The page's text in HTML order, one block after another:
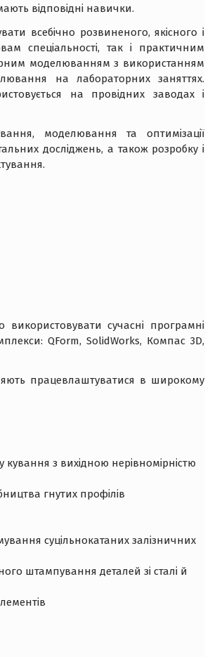
відповідні навички.
всебічно розвиненого, якісного і
спеціальності, так і практичним
моделюванням з використанням
на лабораторних заняттях.
на провідних заводах і
моделювання та оптимізації
досліджень, а також розробку і
сучасні програмні
QForm, SolidWorks, Компас 3D,
працевлаштуватися в широкому
з вихідною нерівномірністю
гнутих профілів
суцільнокатаних залізничних
штампування деталей зі сталі й